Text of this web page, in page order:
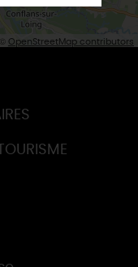
OpenStreetMap contributors